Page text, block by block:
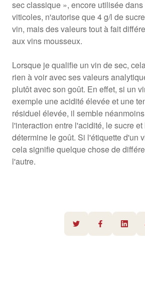
sec classique », encore utilisée
viticoles, n'autorise que 4 g/l de
vin, mais des valeurs tout à fait
aux vins mousseux.
Lorsque je qualifie un vin de sec,
rien à voir avec ses valeurs
plutôt avec son goût. En effet, si un
exemple une acidité élevée et une
résiduel élevée, il semble
l'interaction entre l'acidité, le sucre
détermine le goût. Si l'étiquette d'un
cela signifie quelque chose de
l'autre.